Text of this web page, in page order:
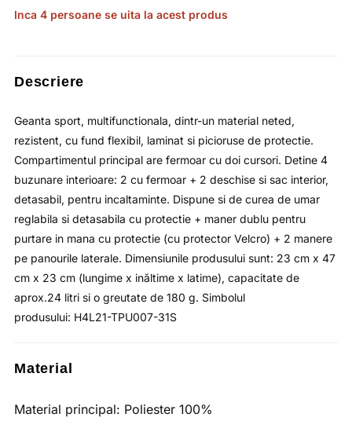
laterale
cu
Inca 4 persoane se uita la acest produs
Descriere
Geanta sport, multifunctionala, dintr-un material neted,
rezistent, cu fund flexibil, laminat si picioruse de protectie.
Compartimentul principal are fermoar cu doi cursori. Detine 4
buzunare interioare: 2 cu fermoar + 2 deschise si sac interior,
detasabil, pentru incaltaminte. Dispune si de curea de umar
reglabila si detasabila cu protectie + maner dublu pentru
purtare in mana cu protectie (cu protector Velcro) + 2 manere
pe panourile laterale. Dimensiunile produsului sunt: 23 cm x 47
cm x 23 cm (lungime x inăltime x latime), capacitate de
aprox.24 litri si o greutate de 180 g. Simbolul
produsului: H4L21-TPU007-31S
Material
Material principal: Poliester 100%